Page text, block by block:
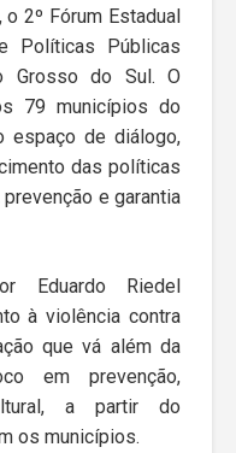
o 2º Fórum Estadual
Políticas Públicas
Grosso do Sul. O
79 municípios do
espaço de diálogo,
das políticas
e garantia
Eduardo Riedel
à violência contra
que vá além da
em prevenção,
a partir do
os municípios.